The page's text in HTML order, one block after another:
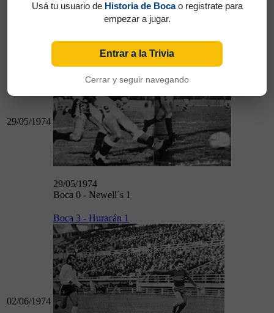
26/05/1974
Boca 1 - R. Central 3
29/05/1974
29/05/1974
Boca 0 - Newell´s 1
02/06/1974
Boca 3 - Huracán 1
Usá tu usuario de Historia de Bocao registrate para
empezar a jugar.
Entrar a la Trivia
Cerrar y seguir navegando